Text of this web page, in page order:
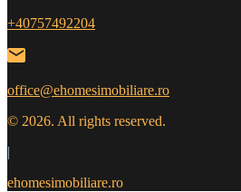
+40757492204
office@ehomesimobiliare.ro
© 2026. All rights reserved.
|
ehomesimobiliare.ro